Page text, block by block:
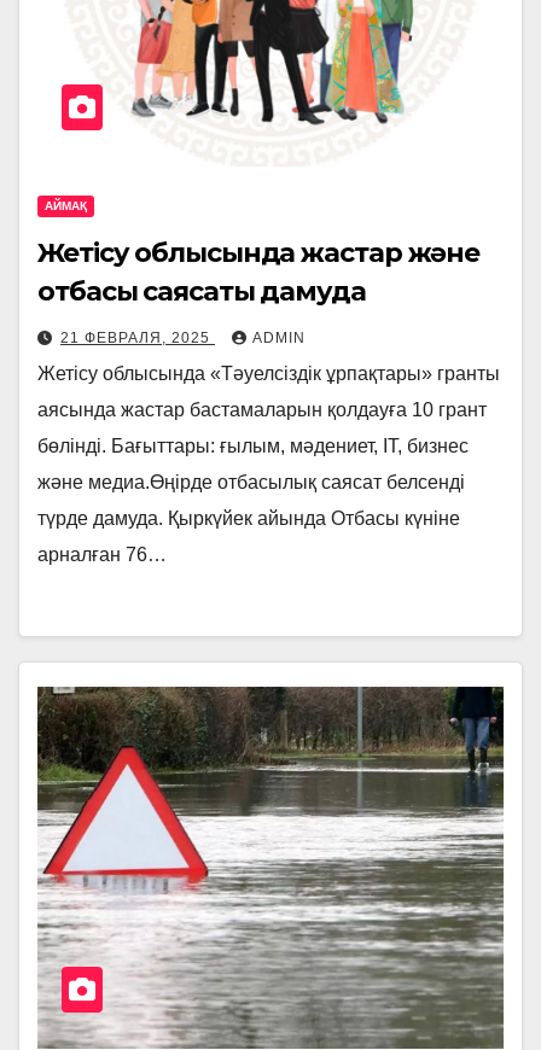
АЙМАҚ
Жетісу облысында жастар және
отбасы саясаты дамуда
21 ФЕВРАЛЯ, 2025 ADMIN
Жетісу облысында «Тәуелсіздік ұрпақтары» гранты
аясында жастар бастамаларын қолдауға 10 грант
бөлінді. Бағыттары: ғылым, мәдениет, IT, бизнес
және медиа.Өңірде отбасылық саясат белсенді
түрде дамуда. Қыркүйек айында Отбасы күніне
арналған 76…